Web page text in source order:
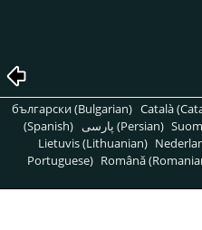
български (Bulgarian) Català
(Spanish)
پارسی (Persian)
Lietuvis (Lithuanian)
Portuguese) Română